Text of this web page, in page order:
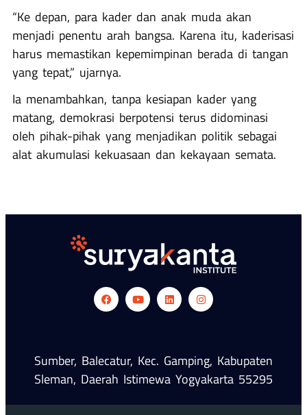
“Ke depan, para kader dan anak muda akan
menjadi penentu arah bangsa. Karena itu, kaderisasi
harus memastikan kepemimpinan berada di tangan
yang tepat,” ujarnya.
Ia menambahkan, tanpa kesiapan kader yang
matang, demokrasi berpotensi terus didominasi
oleh pihak-pihak yang menjadikan politik sebagai
alat akumulasi kekuasaan dan kekayaan semata.
Sumber, Balecatur, Kec. Gamping, Kabupaten
Sleman, Daerah Istimewa Yogyakarta 55295